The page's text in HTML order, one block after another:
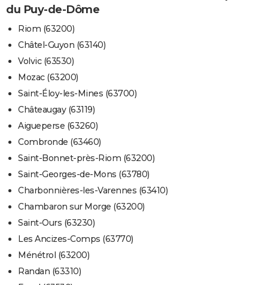
du Puy-de-Dôme
Riom (63200)
Châtel-Guyon (63140)
Volvic (63530)
Mozac (63200)
Saint-Éloy-les-Mines (63700)
Châteaugay (63119)
Aigueperse (63260)
Combronde (63460)
Saint-Bonnet-près-Riom (63200)
Saint-Georges-de-Mons (63780)
Charbonnières-les-Varennes (63410)
Chambaron sur Morge (63200)
Saint-Ours (63230)
Les Ancizes-Comps (63770)
Ménétrol (63200)
Randan (63310)